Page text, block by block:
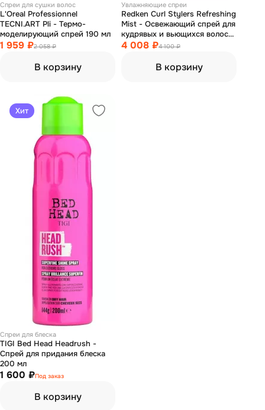
Спреи для сушки волос
L'Oreal Professionnel
TECNI.ART Pli - Термо-
моделирующий спрей 190 мл
1 959 ₽2 058 ₽
В корзину
Увлажняющие спреи
Redken Curl Stylers Refreshing
Mist - Освежающий спрей для
кудрявых и вьющихся волос
250 мл
4 008 ₽4 100 ₽
В корзину
Хит
Спреи для блеска
TIGI Bed Head Headrush -
Спрей для придания блеска
200 мл
1 600 ₽Под заказ
В корзину